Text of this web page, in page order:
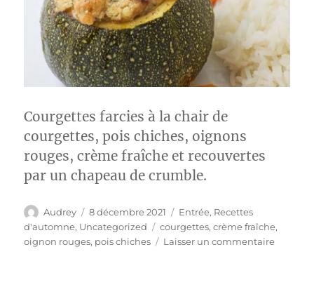
Courgettes farcies à la chair de
courgettes, pois chiches, oignons
rouges, crème fraîche et recouvertes
par un chapeau de crumble.
Auteur
Audrey
Publié
le
8 décembre 2021 Catégories
Entrée, Recettes
d'automne, Uncategorized Étiquettes
courgettes,crème fraîche,
oignon rouges, pois chiches Laisser un commentairesur